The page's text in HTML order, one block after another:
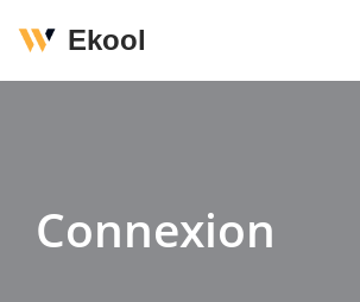
Ekool
Connexion